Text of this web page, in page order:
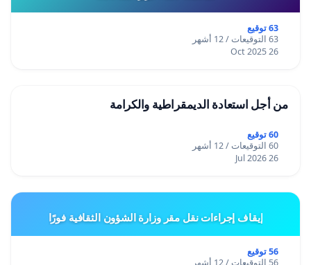
63 توقيع
63 التوقيعات / 12 أشهر
26 Oct 2025
من أجل استعادة الديمقراطية والكرامة
60 توقيع
60 التوقيعات / 12 أشهر
26 Jul 2026
إيقاف إجراءات نقل مقر وزارة الشؤون الثقافية فورًا
56 توقيع
56 التوقيعات / 12 أشهر